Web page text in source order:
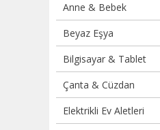
Anne & Bebek
Beyaz Eşya
Bilgisayar & Tablet
Çanta & Cüzdan
Elektrikli Ev Aletleri